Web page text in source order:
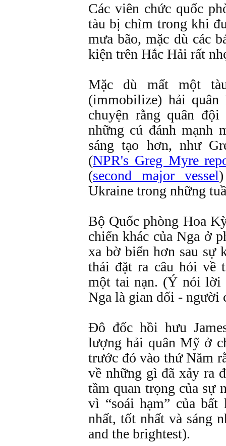
Các viên chức quốc
tàu bị chìm trong khi
mưa bão, mặc dù các
kiện trên Hắc Hải rất
Mặc dù mất một
(immobilize) hải quân
chuyện rằng quân
những cú đánh mạnh
sáng tạo hơn, như
(NPR's Greg Myre
(second major vessel
Ukraine trong những
Bộ Quốc phòng Hoa
chiến khác của Nga ở
xa bờ biển hơn sau sự
thái đặt ra câu hỏi về
một tai nạn. (Ý nói lời
Nga là gian dối - người
Đô đốc hồi hưu
lượng hải quân Mỹ ở
trước đó vào thứ Năm
về những gì đã xảy ra
tầm quan trọng của sự
vì “soái hạm” của
nhất, tốt nhất và sáng
and the brightest).